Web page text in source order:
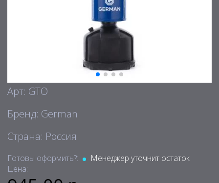
Арт: GTO
Бренд: German
Страна: Россия
Готовы оформить?:
Менеджер уточнит остаток
Цена: